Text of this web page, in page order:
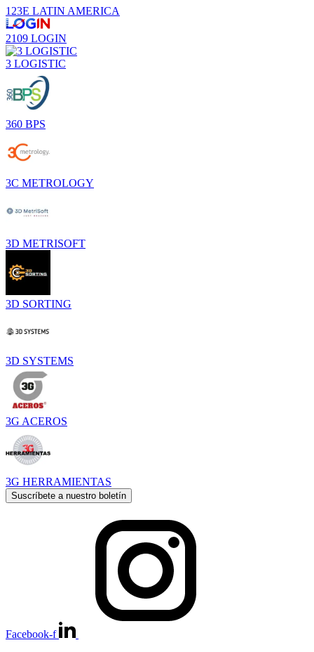
123E LATIN AMERICA
2109 LOGIN
3 LOGISTIC
360 BPS
3C METROLOGY
3D METRISOFT
3D SORTING
3D SYSTEMS
3G ACEROS
3G HERRAMIENTAS
Suscríbete a nuestro boletín
Facebook-f